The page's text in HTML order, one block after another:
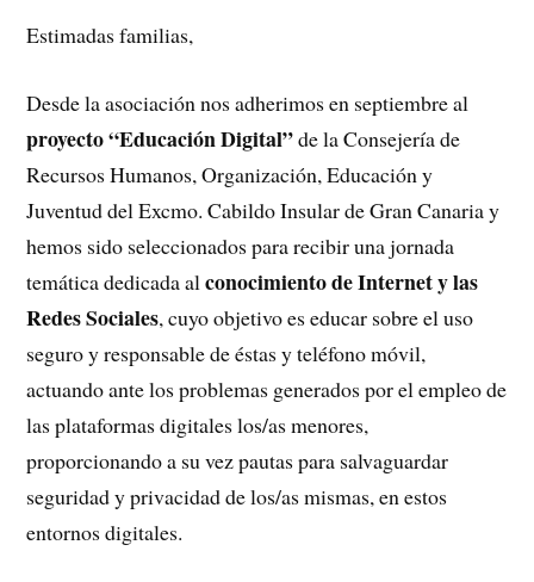
Estimadas familias,
Desde la asociación nos adherimos en septiembre al
proyecto “Educación Digital”de la Consejería de
Recursos Humanos, Organización, Educación y
Juventud del Excmo. Cabildo Insular de Gran Canaria y
hemos sido seleccionados para recibir una jornada
temática dedicada alconocimiento de Internet y las
Redes Sociales, cuyo objetivo es educar sobre el uso
seguro y responsable de éstas y teléfono móvil,
actuando ante los problemas generados por el empleo de
las plataformas digitales los/as menores,
proporcionando a su vez pautas para salvaguardar
seguridad y privacidad de los/as mismas, en estos
entornos digitales.